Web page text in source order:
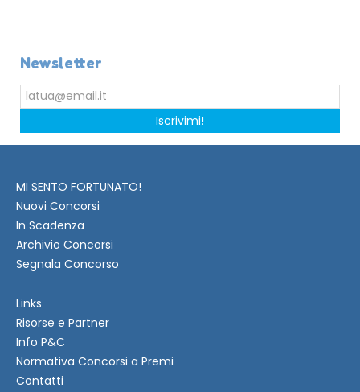
Newsletter
Iscrivimi!
MI SENTO FORTUNATO!
Nuovi Concorsi
In Scadenza
Archivio Concorsi
Segnala Concorso
Links
Risorse e Partner
Info P&C
Normativa Concorsi a Premi
Contatti